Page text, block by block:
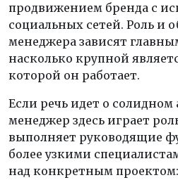
продвижением бренда с
социальных сетей. Роль и
менеджера зависят
насколько крупной
которой он работает.
Если речь идет о солидном
менеджер здесь играет
выполняет руководящие
более узкими
над конкретным